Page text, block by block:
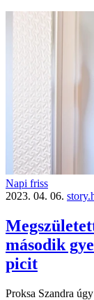
Napi friss
2023. 04. 06.
második
picit
Proksa Szandra